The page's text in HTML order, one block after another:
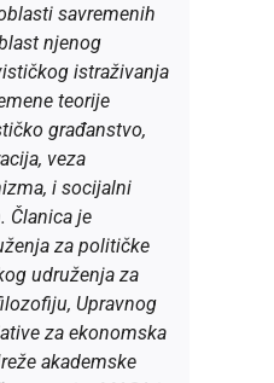
savremenih
njenog
istraživanja
teorije
građanstvo,
veza
i socijalni
Članica je
za političke
udruženja za
Upravnog
za ekonomska
akademske